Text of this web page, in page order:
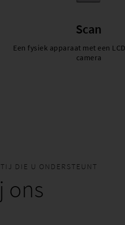
Scan
Een fysiek apparaat met een
camera
DIE U ONDERSTEUNT
ons